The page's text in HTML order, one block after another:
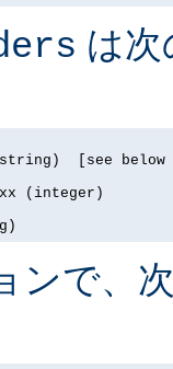
は
[see below
(integer)
ンで、